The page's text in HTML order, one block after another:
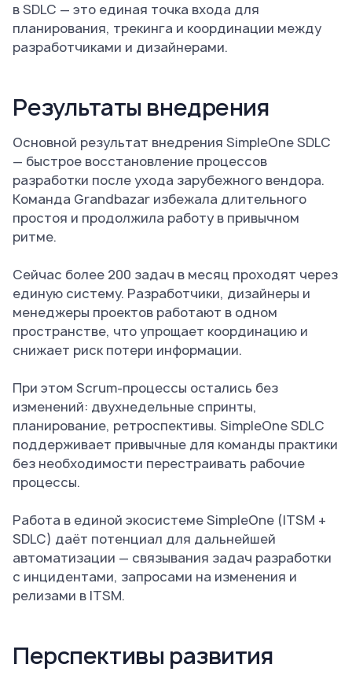
в SDLC — это единая точка входа для
планирования, трекинга и координации между
разработчиками и дизайнерами.
Результаты внедрения
Основной результат внедрения SimpleOne SDLC
— быстрое восстановление процессов
разработки после ухода зарубежного вендора.
Команда Grandbazar избежала длительного
простоя и продолжила работу в привычном
ритме.
Сейчас более 200 задач в месяц проходят через
единую систему. Разработчики, дизайнеры и
менеджеры проектов работают в одном
пространстве, что упрощает координацию и
снижает риск потери информации.
При этом Scrum-процессы остались без
изменений: двухнедельные спринты,
планирование, ретроспективы. SimpleOne SDLC
поддерживает привычные для команды практики
без необходимости перестраивать рабочие
процессы.
Работа в единой экосистеме SimpleOne (ITSM +
SDLC) даёт потенциал для дальнейшей
автоматизации — связывания задач разработки
с инцидентами, запросами на изменения и
релизами в ITSM.
Перспективы развития